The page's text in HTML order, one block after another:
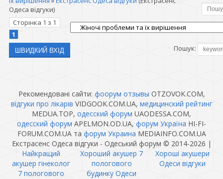
Одеса відгуки)
Сторінка 1 з 1
1
Пошук:
Рекомендовані сайти: фоорум отзывы OTZOVOK.COM,
відгуки про лікарів VIDGOOK.COM.UA, медицинский рейтинг
MEDUA.TOP, одесский форум UAODESSA.COM,
одесский форум APELMON.OD.UA, форум Україна HI-FI-
FORUM.COM.UA та форум Украина MEDIAINFO.COM.UA
Екстрасенс Одеса відгуки - Одеський форум © 2014-2026 |
Найкращий
акушер гінеколог
7 пологового
Хороший акушер 7
пологового
будинку Одеси
Хороші акушери
Одеси відгуки